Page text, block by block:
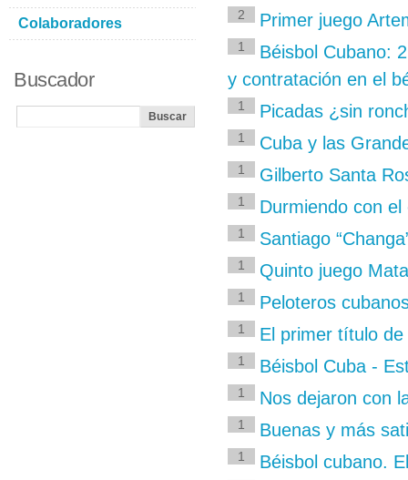
2 Primer juego
1
Béisbol Cubano:
y contratación en el
1 Picadas ¿sin
1 Cuba y las
1 Gilberto Santa
1 Durmiendo con el
1 Santiago
1 Quinto juego
1 Peloteros
1 El primer título
1 Béisbol Cuba -
1 Nos dejaron con
1 Buenas y más
1 Béisbol cubano.
Colaboradores
Buscador